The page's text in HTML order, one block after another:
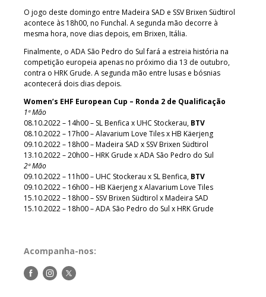
O jogo deste domingo entre Madeira SAD e SSV Brixen Südtirol
acontece às 18h00, no Funchal. A segunda mão decorre à
mesma hora, nove dias depois, em Brixen, Itália.
Finalmente, o ADA São Pedro do Sul fará a estreia história na
competição europeia apenas no próximo dia 13 de outubro,
contra o HRK Grude. A segunda mão entre lusas e bósnias
acontecerá dois dias depois.
Women’s EHF European Cup – Ronda 2 de Qualificação
1ª Mão
08.10.2022 – 14h00 – SL Benfica x UHC Stockerau, BTV
08.10.2022 – 17h00 – Alavarium Love Tiles x HB Käerjeng
09.10.2022 – 18h00 – Madeira SAD x SSV Brixen Südtirol
13.10.2022 – 20h00 – HRK Grude x ADA São Pedro do Sul
2ª Mão
09.10.2022 – 11h00 – UHC Stockerau x SL Benfica, BTV
09.10.2022 – 16h00 – HB Käerjeng x Alavarium Love Tiles
15.10.2022 – 18h00 – SSV Brixen Südtirol x Madeira SAD
15.10.2022 – 18h00 – ADA São Pedro do Sul x HRK Grude
Acompanha-nos:
Siga-Siga-Siga-